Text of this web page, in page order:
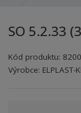
d
í
s
SO 5.2.33
Kód produktu:
Kód výrobce:
Kód dodavatele:
Výrobce: ELPLAST-